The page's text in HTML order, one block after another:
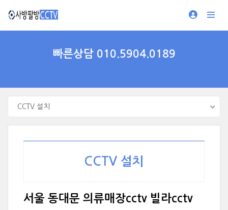
빠른상담 010.5904.0189
CCTV 설치
CCTV 설치
서울 동대문 의류매장cctv 빌라cctv